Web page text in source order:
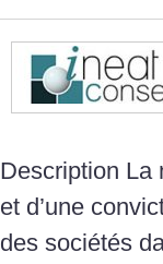
Description La
et d’une
des sociétés